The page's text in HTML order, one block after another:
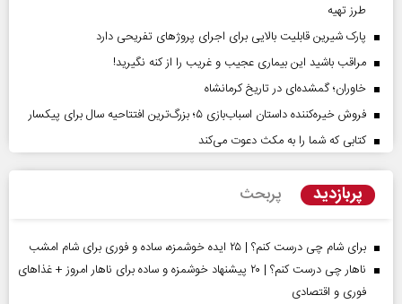
طرز تهیه
پارک شیرین قابلیت‌ بالایی برای اجرای پروژهای تفریحی دارد
مراقب باشید این بیماری عجیب و غریب را از کنه نگیرید!
خاوران؛ گمشده‌ای در تاریخ کرمانشاه
فروش خیره‌کننده داستان اسباب‌بازی ۵؛ بزرگ‌ترین افتتاحیه سال برای پیکسار
کتابی که شما را به مکث دعوت می‌کند
پربازدید پربحث
برای شام چی درست کنم؟ | ۲۵ ایده خوشمزه، ساده و فوری برای شام امشب
ناهار چی درست کنم؟ | ۲۰ پیشنهاد خوشمزه و ساده برای ناهار امروز + غذاهای
فوری و اقتصادی